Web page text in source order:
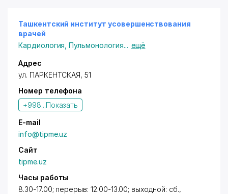
Ташкентский институт усовершенствования
врачей
Кардиология ,Пульмонология... ещё
Адрес
ул. ПАРКЕНТСКАЯ, 51
Номер телефона
+998...Показать
E-mail
info@tipme.uz
Сайт
tipme.uz
Часы работы
8.30-17.00; перерыв: 12.00-13.00; выходной: сб.,